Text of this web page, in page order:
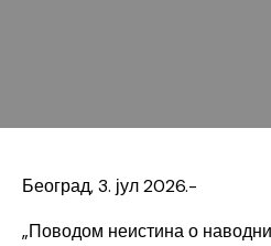
Београд, 3. јул 2026.-
„Поводом неистина о